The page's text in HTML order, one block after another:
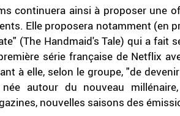
continuera ainsi à proposer une
Elle proposera notamment (en
(The Handmaid's Tale) qui a fait
série française de Netflix
à elle, selon le groupe, "de
autour du nouveau
nouvelles saisons des